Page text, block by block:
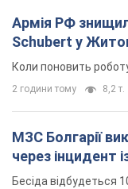
Армія РФ
Schubert у
Коли поновить
2 години тому 8,2 т.
МЗС Болгарії
через інцидент
Бесіда відбудеться